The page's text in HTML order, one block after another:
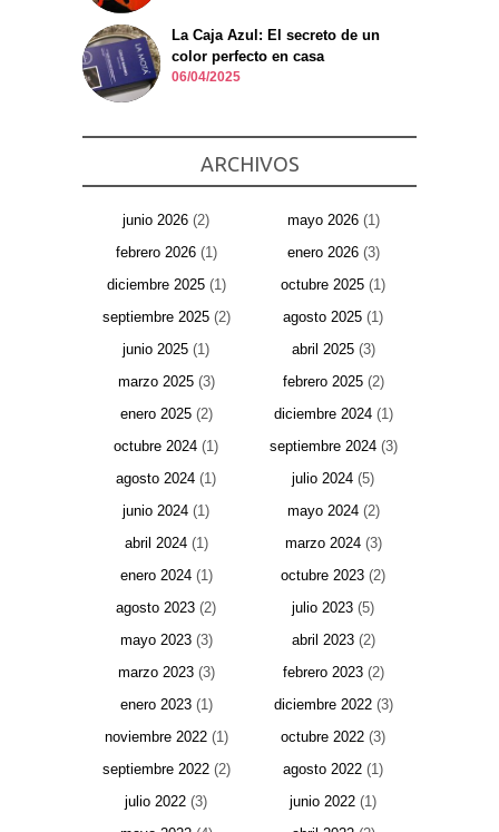
La Caja Azul: El secreto de un
color perfecto en casa
06/04/2025
ARCHIVOS
junio 2026 (2) mayo 2026(1)
febrero 2026(1) enero 2026(3)
diciembre 2025(1) octubre 2025 (1)
septiembre 2025(2) agosto 2025 (1)
junio 2025 (1) abril 2025(3)
marzo 2025(3) febrero 2025(2)
enero 2025(2) diciembre 2024(1)
octubre 2024 (1) septiembre 2024(3)
agosto 2024 (1) julio 2024 (5)
junio 2024 (1) mayo 2024(2)
abril 2024(1) marzo 2024(3)
enero 2024(1) octubre 2023 (2)
agosto 2023 (2) julio 2023 (5)
mayo 2023(3) abril 2023(2)
marzo 2023(3) febrero 2023(2)
enero 2023(1) diciembre 2022(3)
noviembre 2022(1) octubre 2022 (3)
septiembre 2022(2) agosto 2022 (1)
julio 2022 (3) junio 2022 (1)